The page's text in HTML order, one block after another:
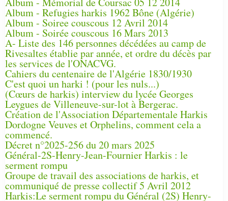
Album - Refugies harkis 1962 Bône (Algérie)
Album - Soiree couscous 12 Avril 2014
Album - Soirée couscous 16 Mars 2013
A- Liste des 146 personnes décédées au camp de
Rivesaltes établie par année, et ordre du décès par
les services de l'ONACVG.
Cahiers du centenaire de l'Algérie 1830/1930
C'est quoi un harki ! (pour les nuls...)
(Cœurs de harkis) interview du lycée Georges
Leygues de Villeneuve-sur-lot à Bergerac.
Création de l'Association Départementale Harkis
Dordogne Veuves et Orphelins, comment cela a
commencé.
Décret n°2025-256 du 20 mars 2025
Général-2S-Henry-Jean-Fournier Harkis : le
serment rompu
Groupe de travail des associations de harkis, et
communiqué de presse collectif 5 Avril 2012
Harkis:Le serment rompu du Général (2S) Henry-